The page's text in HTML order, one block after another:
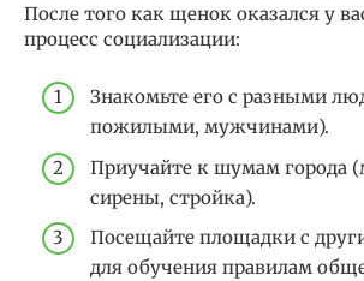
После того как щенок оказался у
процесс социализации:
Знакомьте его с разными
пожилыми, мужчинами).
Приучайте к шумам города
сирены, стройка).
Посещайте площадки с
для обучения правилам